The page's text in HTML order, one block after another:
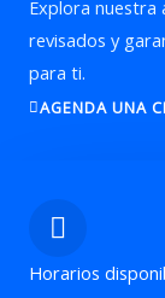
Explora nuestra
revisados y
para ti.
AGENDA UNA
Horarios